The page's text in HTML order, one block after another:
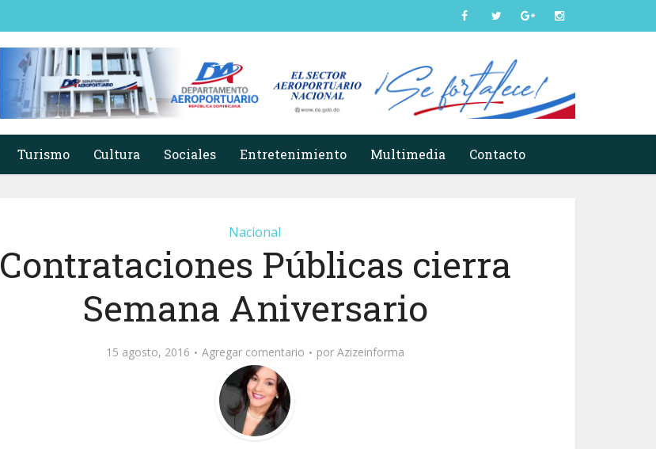
Turismo Cultura Sociales Entretenimiento Multimedia Contacto
Nacional
Contrataciones Públicas cierra
Semana Aniversario
15 agosto, 2016 Agregar comentario por Azizeinforma